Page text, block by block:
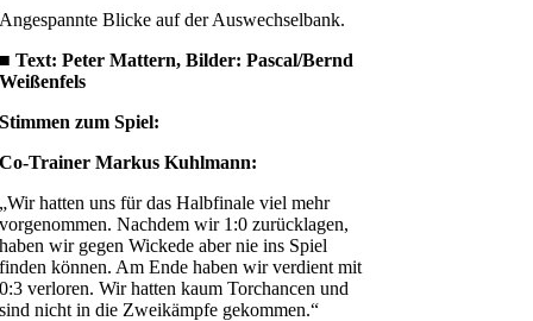
Angespannte Blicke auf der Auswechselbank.
■ Text: Peter Mattern, Bilder: Pascal/Bernd
Weißenfels
Stimmen zum Spiel:
Co-Trainer Markus Kuhlmann:
„Wir hatten uns für das Halbfinale viel mehr
vorgenommen. Nachdem wir 1:0 zurücklagen,
haben wir gegen Wickede aber nie ins Spiel
finden können. Am Ende haben wir verdient mit
0:3 verloren. Wir hatten kaum Torchancen und
sind nicht in die Zweikämpfe gekommen.“